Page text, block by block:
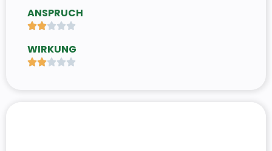
ANSPRUCH

WIRKUNG
